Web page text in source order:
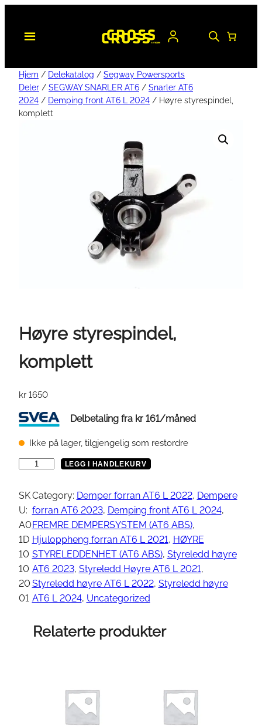
Hjem / Delekatalog / Segway Powersports
Deler / SEGWAY SNARLER AT6 / Snarler AT6
2024 / Demping front AT6 L 2024 / Høyre styrespindel,
komplett
Høyre styrespindel,
komplett
kr 1650
Delbetaling fra kr 161/måned
Ikke på lager, tilgjengelig som restordre
y
r
e
s
t
y
r
e
LEGG I HANDLEKURV
SK
U:
A0
1D
10
10
20
01
Category: Demper forran AT6 L 2022, Dempere
forran AT6 2023, Demping front AT6 L 2024
FREMRE DEMPERSYSTEM (AT6 ABS)
Hjuloppheng forran AT6 L 2021, HØYRE
STYRELEDDENHET (AT6 ABS), Styreledd høyre
AT6 2023, Styreledd Høyre AT6 L 2021
Styreledd høyre AT6 L 2022, Styreledd høyre
AT6 L 2024, Uncategorized
Relaterte produkter